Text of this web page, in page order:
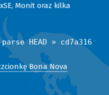
Monit oraz kilka
HEAD » cd7a316
Bona Nova